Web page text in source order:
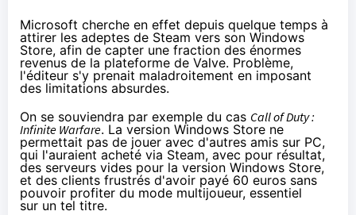
Microsoft cherche en effet depuis quelque temps à
attirer les adeptes de Steam vers son Windows
Store, afin de capter une fraction des énormes
revenus de la plateforme de Valve. Problème,
l'éditeur s'y prenait maladroitement en imposant
des limitations absurdes.
On se souviendra par exemple du cas Call of Duty :
Infinite Warfare. La version Windows Store ne
permettait pas de jouer avec d'autres amis sur PC,
qui l'auraient acheté via Steam, avec pour résultat,
des serveurs vides pour la version Windows Store,
et des clients frustrés d'avoir payé 60 euros sans
pouvoir profiter du mode multijoueur, essentiel
sur un tel titre.